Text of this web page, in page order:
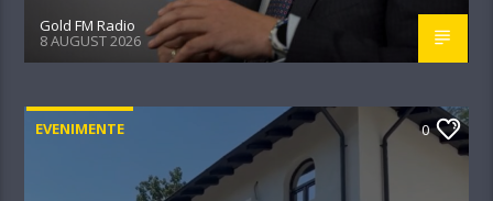
Gold FM Radio
8 AUGUST 2026
EVENIMENTE 0